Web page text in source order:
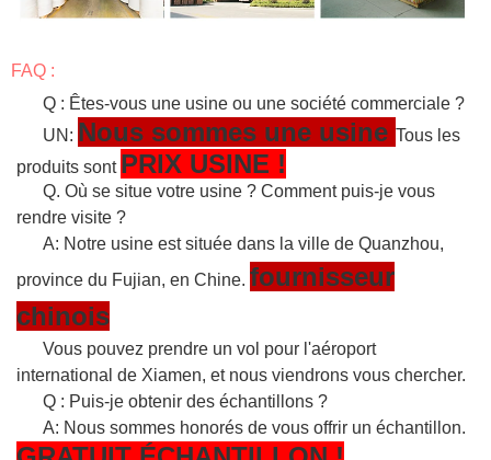
FAQ :
Q : Êtes-vous une usine ou une société commerciale ?
UN: Nous sommes une usine Tous les
produits sont PRIX USINE !
Q. Où se situe votre usine ? Comment puis-je vous
rendre visite ?
A: Notre usine est située dans la ville de Quanzhou,
province du Fujian, en Chine. fournisseur
chinois
Vous pouvez prendre un vol pour l'aéroport
international de Xiamen, et nous viendrons vous chercher.
Q : Puis-je obtenir des échantillons ?
A: Nous sommes honorés de vous offrir un échantillon.